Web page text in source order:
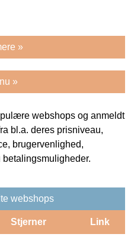
»
»
webshops og anmeldt
bl.a. deres prisniveau,
brugervenlighed,
betalingsmuligheder.
webshops
Stjerner Link